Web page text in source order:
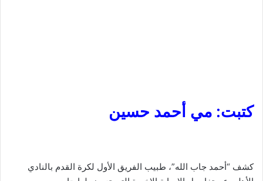
كتبت: مي أحمد حسين
كشف “أحمد جاب الله”، طبيب الفريق الأول لكرة القدم بالنادي